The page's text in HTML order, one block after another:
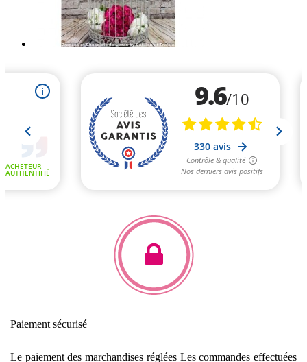
Paiement sécurisé
Le paiement des marchandises réglées Les commandes effectuées